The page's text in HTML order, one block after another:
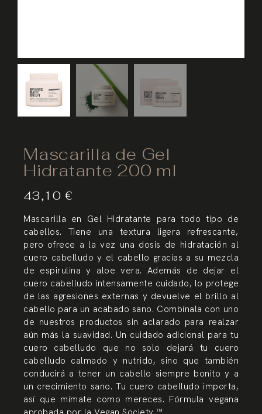
Mascarilla de Gel
Hidratante 200 ml
43,10 €
Mascarilla en Gel Hidratante para todo tipo de
cabellos. Tiene una textura ligera refrescante,
pero ofrece a la vez una dosis de hidratación al
cuero cabelludo y el cabello gracias a su mezcla
de espirulina y aloe vera. Además de dejar el
cuero cabelludo intensamente cuidado, lo protege
de las agresiones externas y devuelve el brillo al
cabello para un acabado sano. Combínala con uno
de nuestros productos sin aclarado para realzar
aún más la suavidad. Un cuidado adicional para tu
cuero cabelludo que no solo dejará tu cuero
cabelludo calmado y nutrido, sino que también
conducirá a tener un cabello siempre bonito y a
un crecimiento sano. Tu cuero cabelludo importa,
así que mímate como mereces. Fórmula vegana